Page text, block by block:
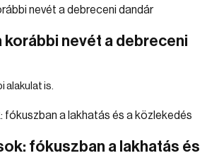
korábbi nevét a debreceni
alakulat is.
fókuszban a lakhatás és